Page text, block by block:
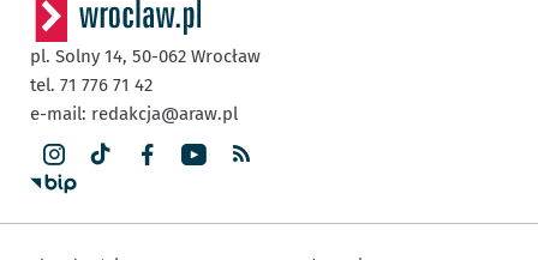
pl. Solny 14, 50-062 Wrocław
tel. 71 776 71 42
e-mail: redakcja@araw.pl